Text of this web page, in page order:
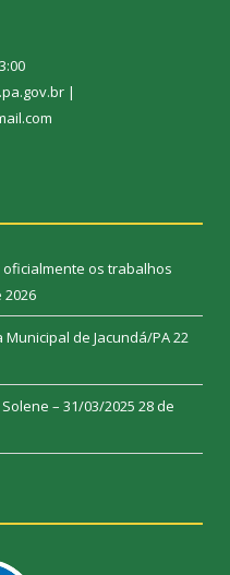
|
oficialmente os trabalhos
2026
de Jacundá/PA22
– 31/03/2025 28 de